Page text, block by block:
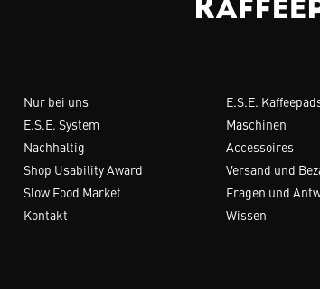
Nur bei uns
E.S.E. System
Nachhaltig
Shop Usability Award
Slow Food Market
Kontakt
E.S.E.
Maschinen
Accessoires
Versand und
Fragen und
Wissen